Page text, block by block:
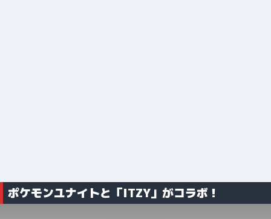
ポケモンユナイトと「ITZY」がコラボ！